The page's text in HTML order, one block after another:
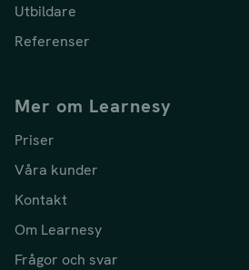
Utbildare
Referenser
Mer om Learnesy
Priser
Våra kunder
Kontakt
Om Learnesy
Frågor och svar